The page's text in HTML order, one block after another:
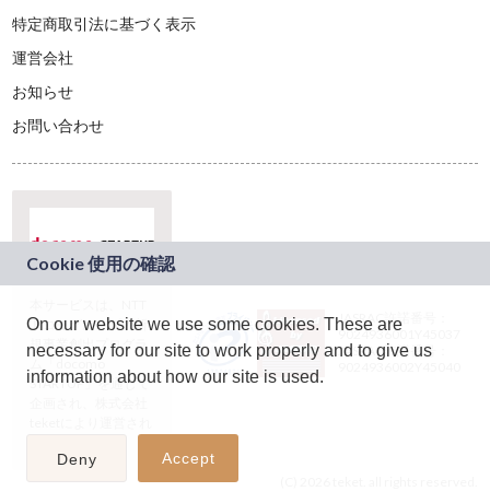
特定商取引法に基づく表示
運営会社
お知らせ
お問い合わせ
ドコモグループの新
規事業創出プログラ
ム「docomo
STARTUP」を通じて
JASRAC許諾番号：
9024936001Y45037
JASRAC許諾番号：
On our website we use some cookies. These are
necessary for our site to work properly and to give us
information about how our site is used.
Deny Accept